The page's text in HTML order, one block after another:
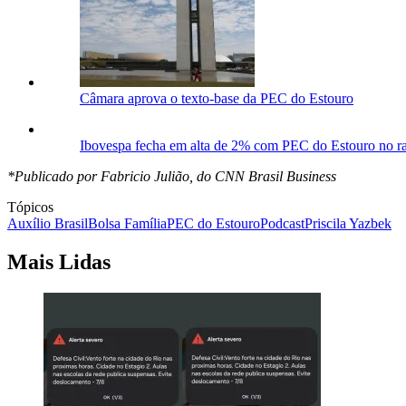
Câmara aprova o texto-base da PEC do Estouro
Ibovespa fecha em alta de 2% com PEC do Estouro no
*Publicado por Fabricio Julião, do CNN Brasil Business
Tópicos
Auxílio BrasilBolsa FamíliaPEC do EstouroPodcastPriscila Yazbek
Mais Lidas